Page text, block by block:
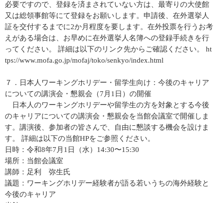
必要ですので、登録を済まされていない方は、最寄りの大使館
又は総領事館等にて登録をお願いします。申請後、在外選挙人
証を交付するまでに2か月程度を要します。在外投票を行うお考
えがある場合は、お早めに在外選挙人名簿への登録手続きを行
ってください。 詳細は以下のリンク先からご確認ください。 ht
tps://www.mofa.go.jp/mofaj/toko/senkyo/index.html
７．日本人ワーキングホリデー・留学生向け：今後のキャリア
についての講演会・懇親会（7月1日）の開催
日本人のワーキングホリデーや留学生の方を対象とする今後
のキャリアについての講演会・懇親会を当館会議室で開催しま
す。講演後、参加者の皆さんで、自由に懇談する機会を設けま
す。 詳細は以下の当館HPをご参照ください。
日時：令和8年7月1日（水）14:30〜15:30
場所：当館会議室
講師：足利 弥生氏
議題：ワーキングホリデー経験者が語る若いうちの海外経験と
今後のキャリア